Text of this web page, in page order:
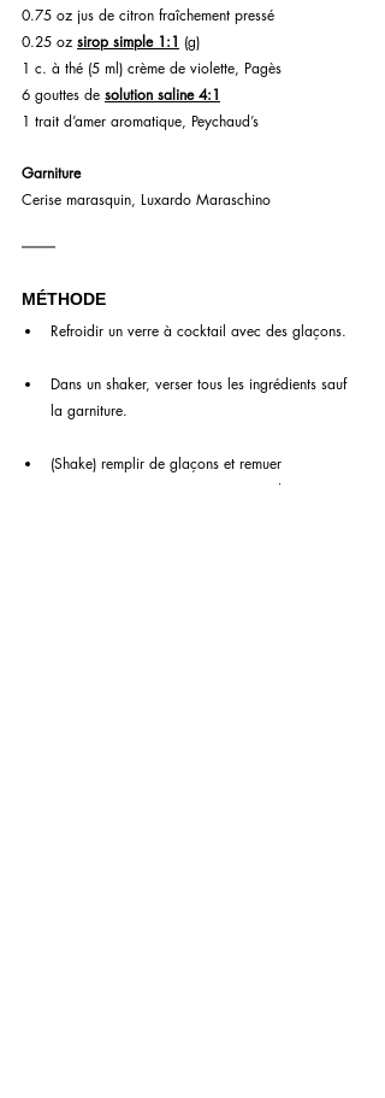
0.75 oz jus de citron fraîchement pressé
0.25 oz sirop simple 1:1 (g)
1 c. à thé (5 ml) crème de violette, Pagès
6 gouttes de solution saline 4:1
1 trait d’amer aromatique, Peychaud’s
Garniture
Cerise marasquin, Luxardo Maraschino
MÉTHODE
Refroidir un verre à cocktail avec des glaçons.
Dans un shaker, verser tous les ingrédients sauf
la garniture.
(Shake) remplir de glaçons et remuer
vigoureusement jusqu’à ce que vos doigts